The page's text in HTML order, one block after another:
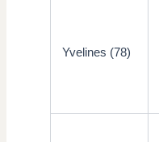
Yvelines (78)